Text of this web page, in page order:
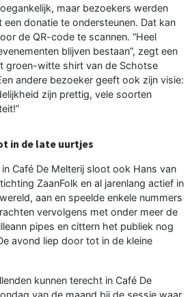
maar bezoekers werden
donatie te ondersteunen. Dat kan
de QR-code te scannen. “Heel
blijven bestaan”, zegt een
groen-witte shirt van de Schotse
andere bezoeker geeft ook zijn visie:
zijn prettig, vele soorten
in de late uurtjes
Café De Melterij sloot ook Hans van
ZaanFolk en al jarenlang actief in
aan en speelde enkele nummers
vervolgens met onder meer de
pipes en cittern het publiek nog
avond liep door tot in de kleine
kunnen terecht in Café De
van de maand bij de sessie waar